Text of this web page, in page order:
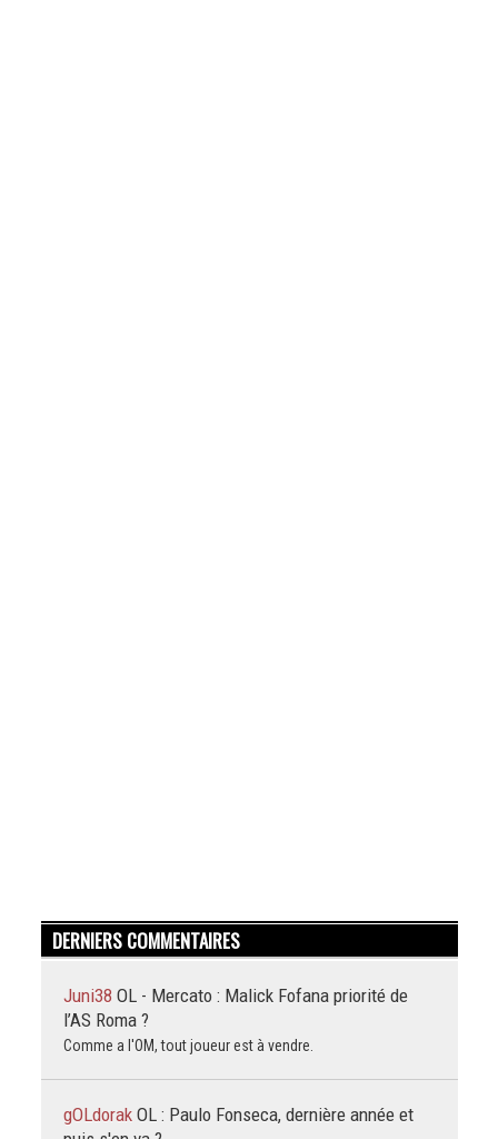
DERNIERS COMMENTAIRES
Juni38 OL - Mercato : Malick Fofana priorité de
l’AS Roma ?
Comme a l'OM, tout joueur est à vendre.
gOLdorak OL : Paulo Fonseca, dernière année et